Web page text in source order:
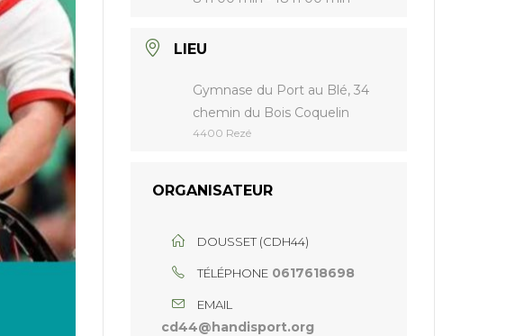
LIEU
Gymnase du Port au Blé, 34
chemin du Bois Coquelin
4400 Rezé
ORGANISATEUR
DOUSSET (CDH44)
TÉLÉPHONE 0617618698
EMAIL
cd44@handisport.org